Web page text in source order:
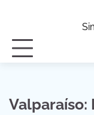
Valparaíso: